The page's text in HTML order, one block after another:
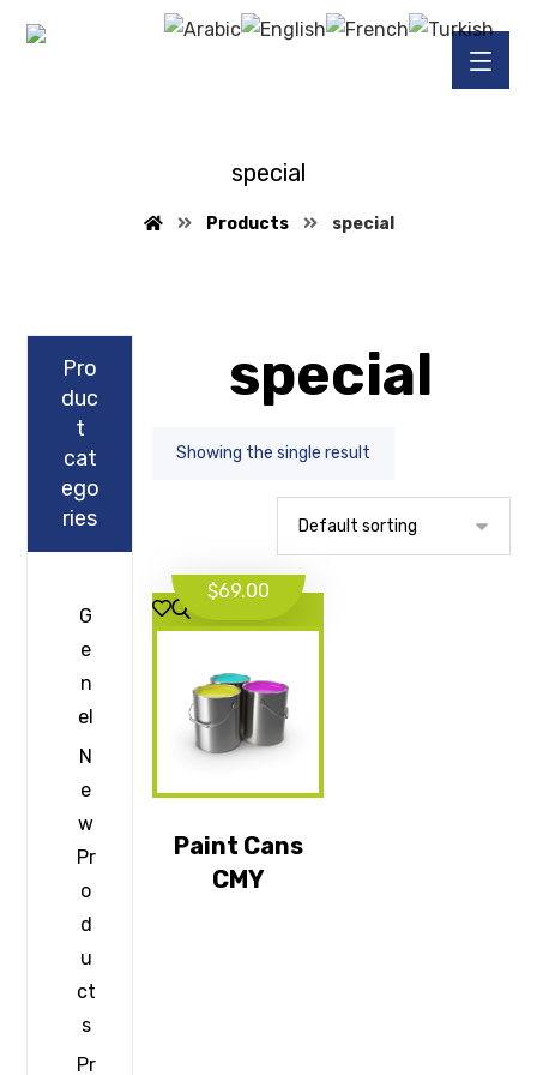
special
Products special
special
Showing the single result
Paint Cans
CMY
$69.00
Pro
duc
t
cat
ego
ries
G
e
n
el
N
e
w
Pr
o
d
u
ct
s
Pr